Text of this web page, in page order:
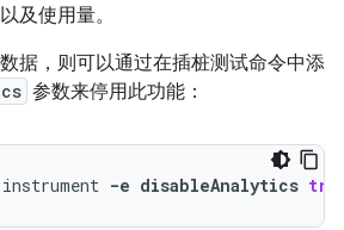
及使用量。
据，则可以通过在插桩测试命令中添
参数来停用此功能：
instrument -e disableAnalytics